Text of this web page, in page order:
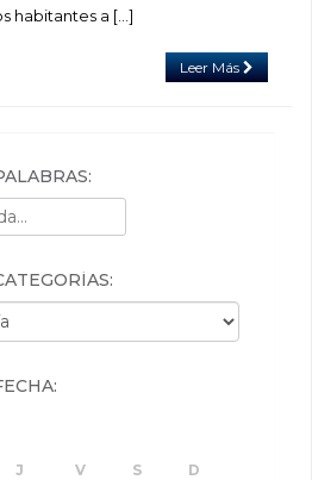
habitantes a […]
Leer Más
J V S D